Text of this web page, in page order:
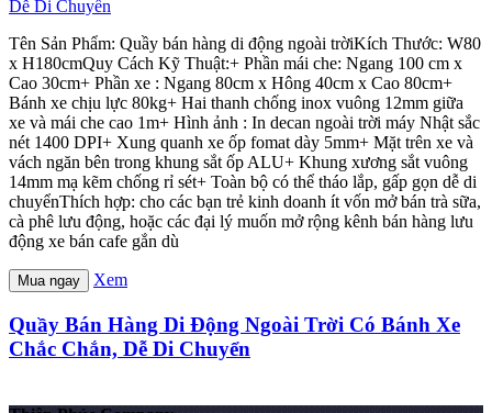
Tên Sản Phẩm: Quầy bán hàng di động ngoài trờiKích Thước: W80
x H180cmQuy Cách Kỹ Thuật:+ Phần mái che: Ngang 100 cm x
Cao 30cm+ Phần xe : Ngang 80cm x Hông 40cm x Cao 80cm+
Bánh xe chịu lực 80kg+ Hai thanh chống inox vuông 12mm giữa
xe và mái che cao 1m+ Hình ảnh : In decan ngoài trời máy Nhật sắc
nét 1400 DPI+ Xung quanh xe ốp fomat dày 5mm+ Mặt trên xe và
vách ngăn bên trong khung sắt ốp ALU+ Khung xương sắt vuông
14mm mạ kẽm chống rỉ sét+ Toàn bộ có thể tháo lắp, gấp gọn dễ di
chuyểnThích hợp: cho các bạn trẻ kinh doanh ít vốn mở bán trà sữa,
cà phê lưu động, hoặc các đại lý muốn mở rộng kênh bán hàng lưu
động xe bán cafe gắn dù
Mua ngay Xem
Quầy Bán Hàng Di Động Ngoài Trời Có Bánh Xe
Chắc Chắn, Dễ Di Chuyển